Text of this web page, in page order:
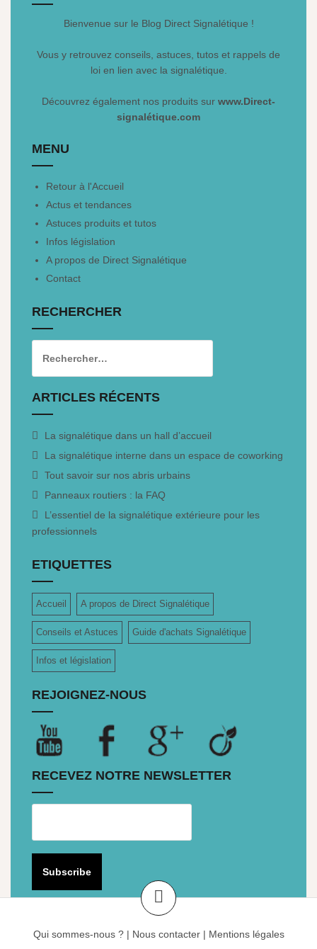
Bienvenue sur le Blog Direct Signalétique !
Vous y retrouvez conseils, astuces, tutos et rappels de
loi en lien avec la signalétique.
Découvrez également nos produits sur www.Direct-
signalétique.com
MENU
Retour à l'Accueil
Actus et tendances
Astuces produits et tutos
Infos législation
A propos de Direct Signalétique
Contact
RECHERCHER
ARTICLES RÉCENTS
La signalétique dans un hall d’accueil
La signalétique interne dans un espace de coworking
Tout savoir sur nos abris urbains
Panneaux routiers : la FAQ
L’essentiel de la signalétique extérieure pour les
professionnels
ETIQUETTES
Accueil A propos de Direct Signalétique
Conseils et Astuces Guide d'achats Signalétique
Infos et législation
REJOIGNEZ-NOUS
RECEVEZ NOTRE NEWSLETTER
Qui sommes-nous ?| Nous contacter| Mentions légales